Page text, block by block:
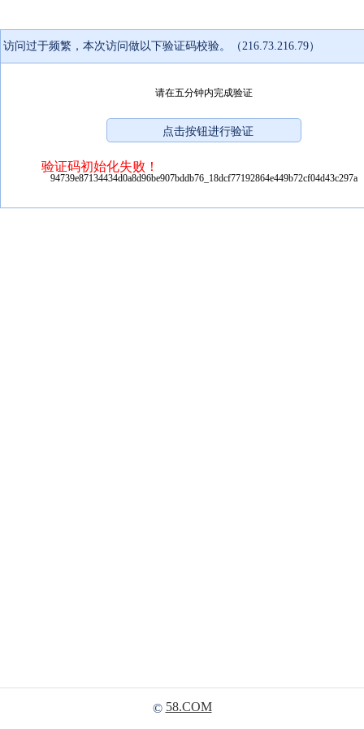
访问过于频繁，本次访问做以下验证码校验。（216.73.216.79）
请在五分钟内完成验证
验证码初始化失败！
94739e87134434d0a8d96be907bddb76_18dcf77192864e449b72cf04d43c297a
© 58.COM